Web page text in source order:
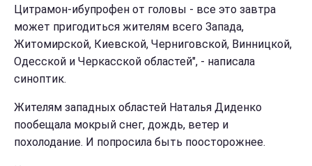
Цитрамон-ибупрофен от головы - все это завтра
может пригодиться жителям всего Запада,
Житомирской, Киевской, Черниговской, Винницкой,
Одесской и Черкасской областей", - написала
синоптик.
Жителям западных областей Наталья Диденко
пообещала мокрый снег, дождь, ветер и
похолодание. И попросила быть поосторожнее.